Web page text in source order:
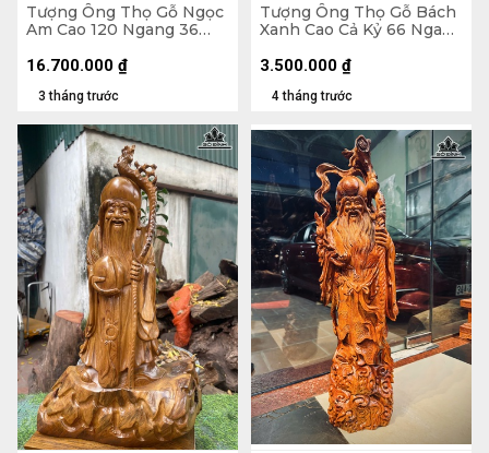
Tượng Ông Thọ Gỗ Ngọc
Am Cao 120 Ngang 36
3 tháng trước
16.700.000 ₫
Tượng Ông Thọ Gỗ Bách
Xanh Cao Cả Kỷ 66 Ngang
(cm)
4 tháng trước
3.500.000 ₫